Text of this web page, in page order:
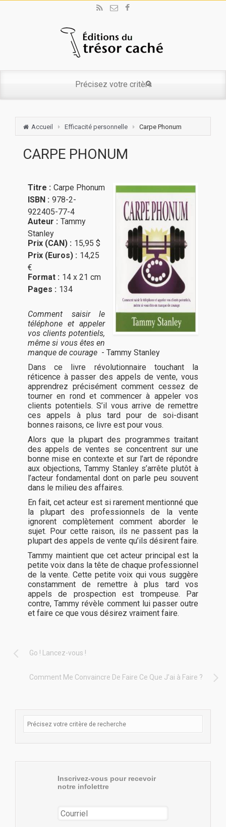
Accueil Efficacité personnelle Carpe Phonum
CARPE PHONUM
Titre : Carpe Phonum
ISBN : 978-2-
922405-77-4
Auteur : Tammy
Stanley
Prix (CAN) : 15,95 $
Prix (Euros) : 14,25
€
Format : 14 x 21 cm
Pages : 134
Comment saisir le
téléphone et appeler
vos clients potentiels,
même si vous êtes en
manque de courage - Tammy Stanley
Dans ce livre révolutionnaire touchant la
réticence à passer des appels de vente, vous
apprendrez précisément comment cessez de
tourner en rond et commencer à appeler vos
clients potentiels. S’il vous arrive de remettre
ces appels à plus tard pour de soi-disant
bonnes raisons, ce livre est pour vous.
Alors que la plupart des programmes traitant
des appels de ventes se concentrent sur une
bonne mise en contexte et sur l’art de répondre
aux objections, Tammy Stanley s’arrête plutôt à
l’acteur fondamental dont on parle peu souvent
dans le milieu des affaires.
En fait, cet acteur est si rarement mentionné que
la plupart des professionnels de la vente
ignorent complètement comment aborder le
sujet. Pour cette raison, ils ne passent pas la
plupart des appels de vente qu’ils désirent faire.
Tammy maintient que cet acteur principal est la
petite voix dans la tête de chaque professionnel
de la vente. Cette petite voix qui vous suggère
constamment de remettre à plus tard vos
appels de prospection est trompeuse. Par
contre, Tammy révèle comment lui passer outre
et faire ce que vous désirez vraiment faire.
Go ! Lancez-vous !
Comment Me Convaincre De Faire Ce Que J’ai à Faire ?
Inscrivez-vous pour recevoir
notre infolettre